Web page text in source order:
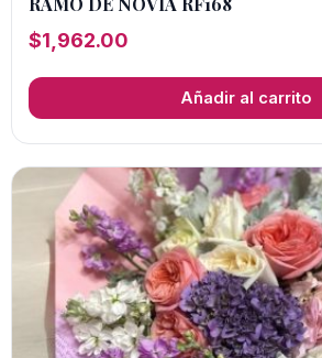
$1,962.00
Añadir al carrito